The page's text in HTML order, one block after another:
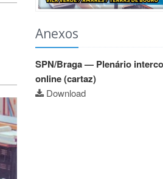
Anexos
SPN/Braga — Plenário
online (cartaz)
Download